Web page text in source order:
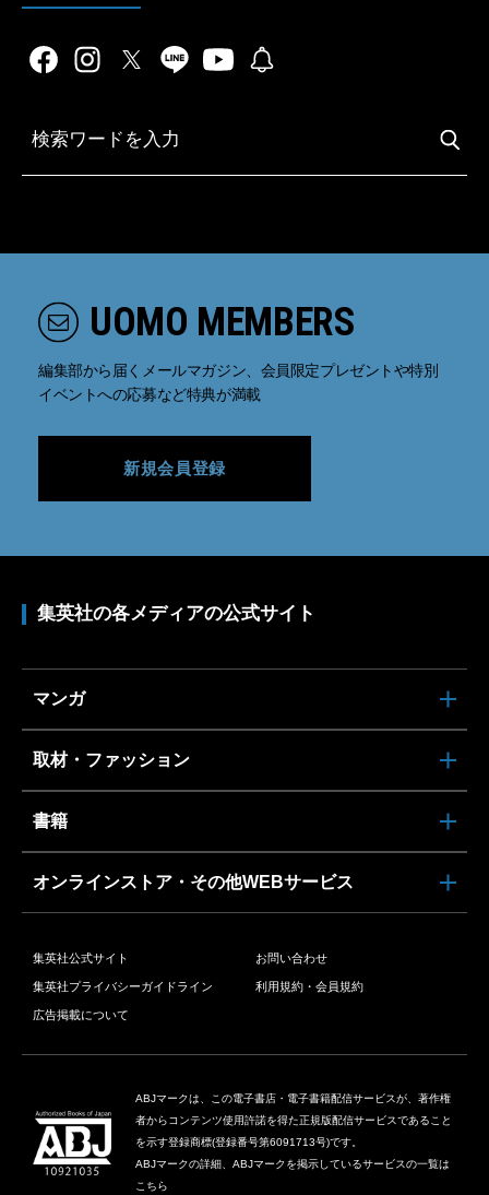
UOMO MEMBERS
編集部から届くメールマガジン、会員限定プレゼントや特別
イベントへの応募など特典が満載
新規会員登録
集英社の各メディアの公式サイト
マンガ
取材・ファッション
書籍
オンラインストア・その他WEBサービス
集英社公式サイト お問い合わせ
集英社プライバシーガイドライン 利用規約・会員規約
広告掲載について
ABJマークは、この電子書店・電子書籍配信サービスが、著作権
者からコンテンツ使用許諾を得た正規版配信サービスであること
を示す登録商標(登録番号第6091713号)です。
ABJマークの詳細、ABJマークを掲示しているサービスの一覧は
こちら